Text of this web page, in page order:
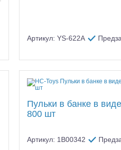
Артикул: YS-622A
Пульки в банке в
800 шт
Артикул: 1B00342